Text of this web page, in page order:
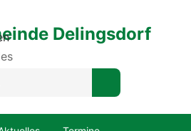
Delingsdorf